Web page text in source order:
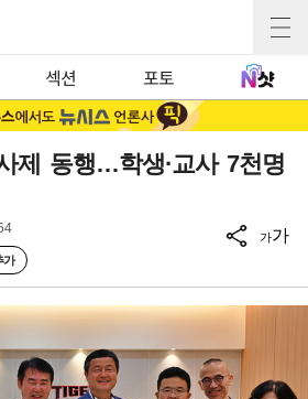
섹션 포토
제 동행…학생·교사 7천명
가
가가